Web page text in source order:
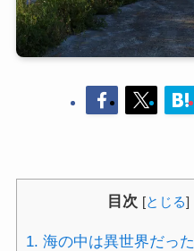
目次 [とじる]
1. 海の中は異世界だった